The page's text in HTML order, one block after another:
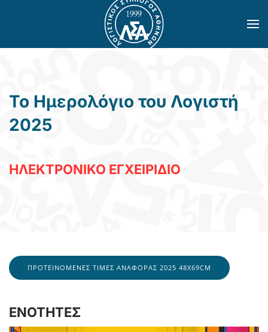
Skip to main content
Το Ημερολόγιο του Λογιστή
2025
ΗΛΕΚΤΡΟΝΙΚΟ ΕΓΧΕΙΡΙΔΙΟ
ΠΡΟΤΕΙΝΌΜΕΝΕΣ ΤΙΜΈΣ ΑΝΑΦΟΡΆΣ 2025 48X69CM
ΕΝΟΤΗΤΕΣ